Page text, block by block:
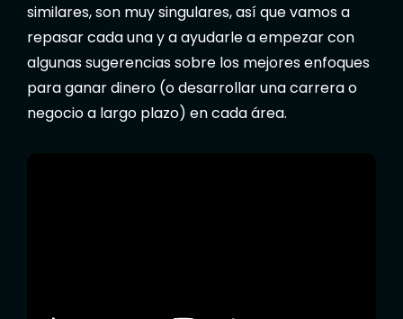
similares, son muy singulares, así que vamos a
repasar cada una y a ayudarle a empezar con
algunas sugerencias sobre los mejores enfoques
para ganar dinero (o desarrollar una carrera o
negocio a largo plazo) en cada área.